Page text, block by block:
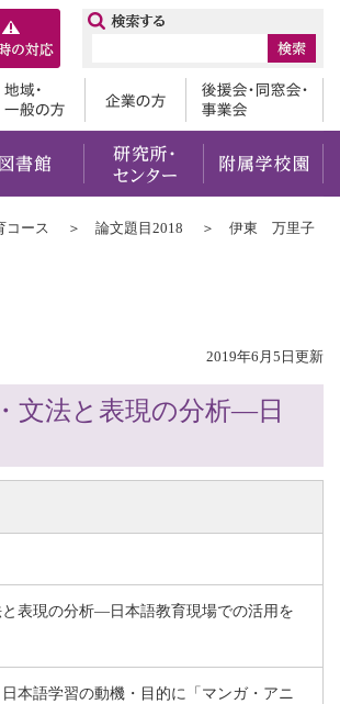
マップ
プ
学生 地域・一般の方企業の方
携・社会貢献留学・国際交流
コース 論文題目2018 伊東 万里子
2019年6月5日更新
文法と表現の分析―日
表現の分析―日本語教育現場での活用を
本語学習の動機・目的に「マンガ・アニ